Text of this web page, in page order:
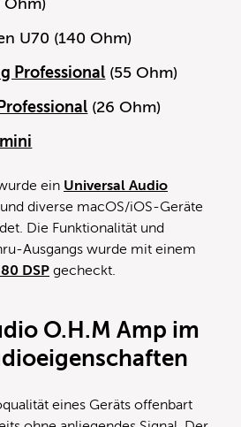
Ohm)
U70 (140 Ohm)
Professional (55 Ohm)
(26 Ohm)
ein Universal Audio
diverse macOS/iOS-Geräte
Die Funktionalität und
Ausgangs wurde mit einem
DSP gecheckt.
O.H.M Amp im
eines Geräts offenbart